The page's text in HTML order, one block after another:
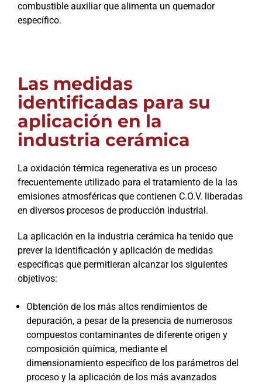
combustible auxiliar que alimenta un quemador
específico.
Las medidas
identificadas para su
aplicación en la
industria cerámica
La oxidación térmica regenerativa es un proceso
frecuentemente utilizado para el tratamiento de la las
emisiones atmosféricas que contienen C.O.V. liberadas
en diversos procesos de producción industrial.
La aplicación en la industria cerámica ha tenido que
prever la identificación y aplicación de medidas
específicas que permitieran alcanzar los siguientes
objetivos:
Obtención de los más altos rendimientos de
depuración, a pesar de la presencia de numerosos
compuestos contaminantes de diferente origen y
composición química, mediante el
dimensionamiento específico de los parámetros del
proceso y la aplicación de los más avanzados